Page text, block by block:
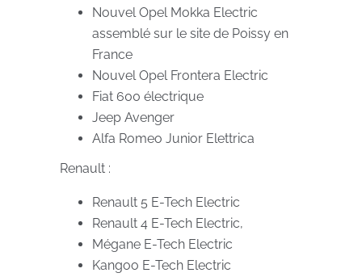
Nouvel Opel Mokka Electric
assemblé sur le site de Poissy en
France
Nouvel Opel Frontera Electric
Fiat 600 électrique
Jeep Avenger
Alfa Romeo Junior Elettrica
Renault :
Renault 5 E-Tech Electric
Renault 4 E-Tech Electric,
Mégane E-Tech Electric
Kangoo E-Tech Electric